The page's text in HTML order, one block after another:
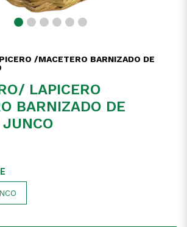
/MACETERO BARNIZADO DE
LAPICERO
BARNIZADO DE